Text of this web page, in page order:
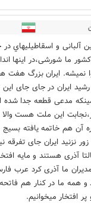
آلبانی و اسقاطيليهاي در
ما شورشی،در اینها
ایران بزرگ هفت
ایران در جای جای این
مدعی قطعه جدا شده
این ملت هست والا
آن هم خاتمه یافته بسیج
نزنید ایران جای
آذری هستند و مایه
ما آذری کرد عرب
و همه ما در کنار هم
افتخار میخوانیم.